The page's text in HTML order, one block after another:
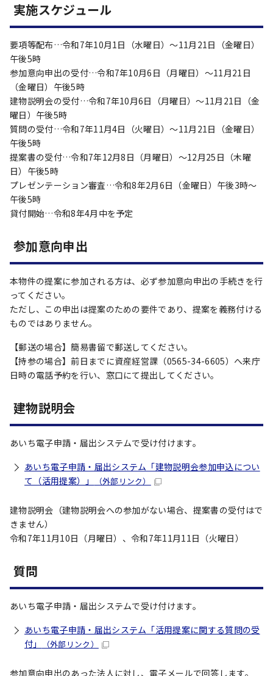
実施スケジュール
要項等配布…令和7年10月1日（水曜日）～11月21日（金曜日）
午後5時
参加意向申出の受付…令和7年10月6日（月曜日）～11月21日
（金曜日）午後5時
建物説明会の受付…令和7年10月6日（月曜日）～11月21日（金
曜日）午後5時
質問の受付…令和7年11月4日（火曜日）～11月21日（金曜日）
午後5時
提案書の受付…令和7年12月8日（月曜日）～12月25日（木曜
日）午後5時
プレゼンテーション審査…令和8年2月6日（金曜日）午後3時～
午後5時
貸付開始…令和8年4月中を予定
参加意向申出
本物件の提案に参加される方は、必ず参加意向申出の手続きを行
ってください。
ただし、この申出は提案のための要件であり、提案を義務付ける
ものではありません。
【郵送の場合】簡易書留で郵送してください。
【持参の場合】前日までに資産経営課（0565-34-6605）へ来庁
日時の電話予約を行い、窓口にて提出してください。
建物説明会
あいち電子申請・届出システムで受け付けます。
あいち電子申請・届出システム「建物説明会参加申込につい
て（活用提案）」
（外部リンク）
建物説明会（建物説明会への参加がない場合、提案書の受付はで
きません）
令和7年11月10日（月曜日）、令和7年11月11日（火曜日）
質問
あいち電子申請・届出システムで受け付けます。
あいち電子申請・届出システム「活用提案に関する質問の受
付」
（外部リンク）
参加意向申出のあった法人に対し、電子メールで回答します。